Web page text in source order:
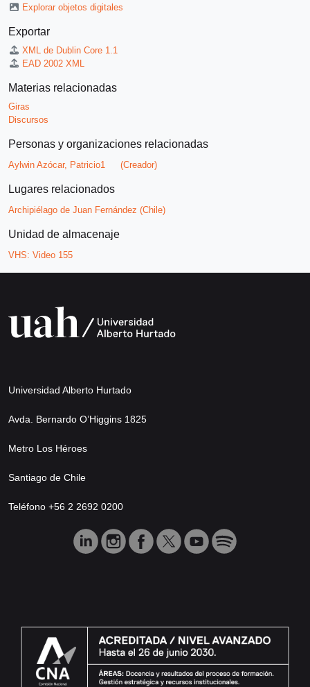
Explorar objetos digitales
Exportar
XML de Dublin Core 1.1
EAD 2002 XML
Materias relacionadas
Giras
Discursos
Personas y organizaciones relacionadas
Aylwin Azócar, Patricio1 (Creador)
Lugares relacionados
Archipiélago de Juan Fernández (Chile)
Unidad de almacenaje
VHS: Video 155
Universidad Alberto Hurtado
Avda. Bernardo O’Higgins 1825
Metro Los Héroes
Santiago de Chile
Teléfono +56 2 2692 0200